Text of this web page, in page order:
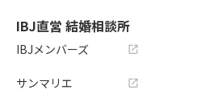
IBJ直営 結婚相談所
IBJメンバーズ
サンマリエ